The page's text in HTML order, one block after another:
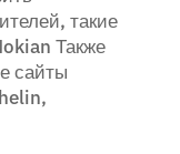
такие
Также
сайты